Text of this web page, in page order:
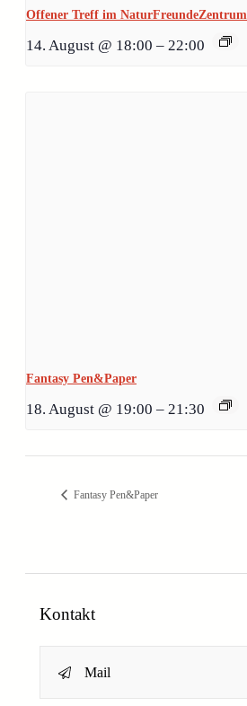
Offener Treff im NaturFreundeZentrum
14. August @ 18:00 – 22:00
Fantasy Pen&Paper
18. August @ 19:00 – 21:30
Fantasy Pen&Paper
Kontakt
Mail